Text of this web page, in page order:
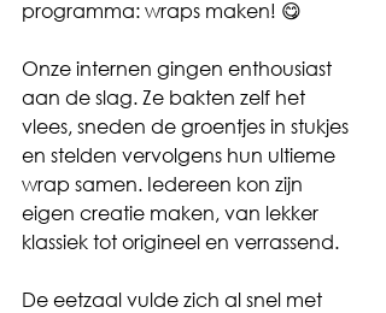
programma: wraps maken! 😋
Onze internen gingen enthousiast
aan de slag. Ze bakten zelf het
vlees, sneden de groentjes in stukjes
en stelden vervolgens hun ultieme
wrap samen. Iedereen kon zijn
eigen creatie maken, van lekker
klassiek tot origineel en verrassend.
De eetzaal vulde zich al snel met